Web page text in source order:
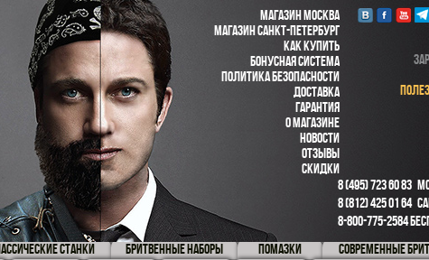
МАГАЗИН МОСКВА
МАГАЗИН САНКТ-ПЕТЕРБУРГ
КАК КУПИТЬ
БОНУСНАЯ СИСТЕМА
ПОЛИТИКА БЕЗОПАСНОСТИ
ДОСТАВКА
ГАРАНТИЯ
О МАГАЗИНЕ
НОВОСТИ
ОТЗЫВЫ
СКИДКИ
8 (495) 723 60 83
8 (812) 425 01 64
8-800-775-2584
СТАНКИ БРИТВЕННЫЕ НАБОРЫ ПОМАЗКИ СОВРЕМЕННЫЕ